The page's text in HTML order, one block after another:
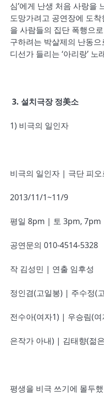
심’에게 난생 처음 사랑을
도망가려고 공연장에 도
을 사람들의 집단 폭행으
구하려는 박살제의 난동
디선가 들리는 ‘아리랑’
3. 설치극장 정美소
1) 비극의 일인자
비극의 일인자 | 극단 피오
2013/11/1~11/9
평일 8pm | 토 3pm,
공연문의 010-4514-5328
작 김성민 | 연출 임후성
정인겸(고일봉) | 주수정(
전수아(여자1) | 우승림(
은작가 아내) | 김태향(젊
평생을 비극 쓰기에 몰두